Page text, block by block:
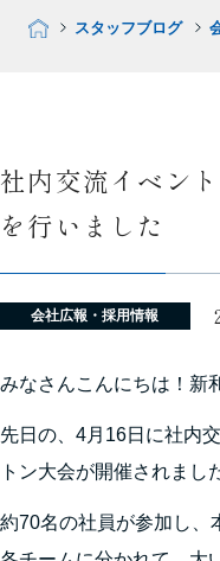
スタッフブログ
社内交流イベン
を行いました
会社広報・採用情報
みなさんこんにちは！新
先日の、4月16日に社内
トン大会が開催されまし
約70名の社員が参加し、